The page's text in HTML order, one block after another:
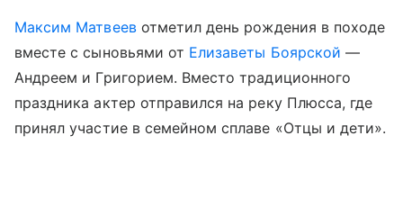
Максим Матвеевотметил день рождения в походе
вместе с сыновьями от Елизаветы Боярской —
Андреем и Григорием. Вместо традиционного
праздника актер отправился на реку Плюсса, где
принял участие в семейном сплаве «Отцы и дети».